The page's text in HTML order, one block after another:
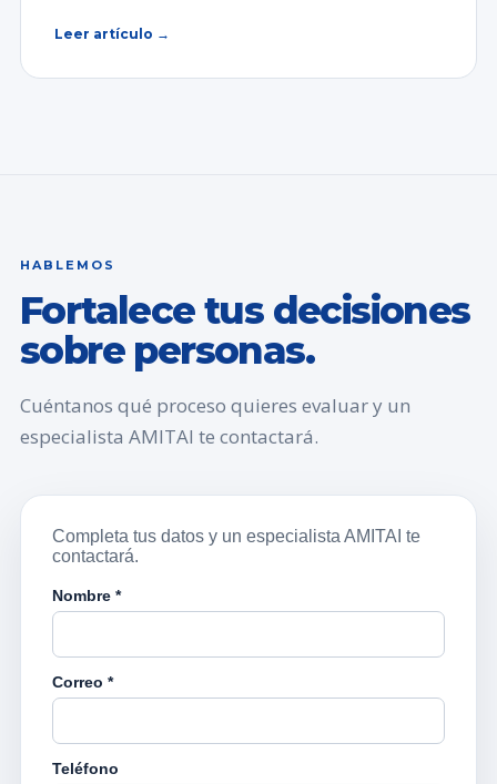
Leer artículo →
HABLEMOS
Fortalece tus decisiones
sobre personas.
Cuéntanos qué proceso quieres evaluar y un
especialista AMITAI te contactará.